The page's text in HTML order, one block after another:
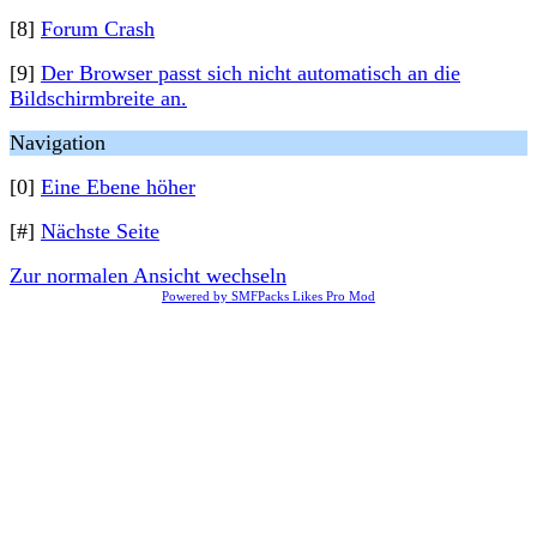
[8] Forum Crash
[9] Der Browser passt sich nicht automatisch an die
Bildschirmbreite an.
Navigation
[0] Eine Ebene höher
[#] Nächste Seite
Zur normalen Ansicht wechseln
Powered by SMFPacks Likes Pro Mod